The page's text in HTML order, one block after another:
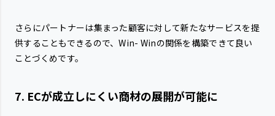
さらにパートナーは集まった顧客に対して新たなサービスを提
供することもできるので、Win- Winの関係を構築できて良い
ことづくめです。
7. ECが成立しにくい商材の展開が可能に